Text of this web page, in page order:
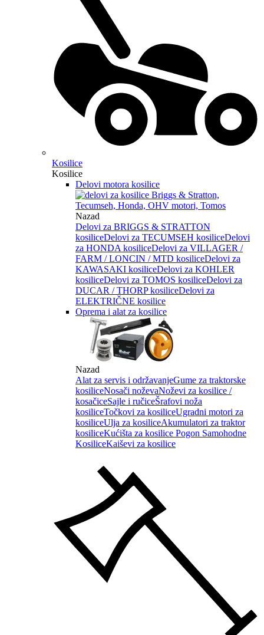
Kosilice
Kosilice
Delovi motora kosilice
Nazad
Delovi za BRIGGS & STRATTON
kosiliceDelovi za TECUMSEH kosiliceDelovi
za HONDA kosiliceDelovi za VILLAGER /
FARM / LONCIN / MTD kosiliceDelovi za
KAWASAKI kosiliceDelovi za KOHLER
kosiliceDelovi za TOMOS kosiliceDelovi za
DUCAR / THORP kosiliceDelovi za
ELEKTRIČNE kosilice
Oprema i alat za kosilice
Nazad
Alat za servis i održavanjeGume za traktorske
kosiliceNosači noževaNoževi za kosilice /
kosačiceSajle i ručiceŠrafovi noža
kosiliceTočkovi za kosiliceUgradni motori za
kosiliceUlja za kosiliceAkumulatori za traktor
kosiliceKućišta za kosilice Pogon Samohodne
KosiliceKaiševi za kosilice